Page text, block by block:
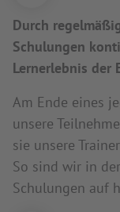
Durch
Schulungen
Lernerlebnis der
Am Ende eines
unsere
sie unsere
So sind wir in
Schulungen auf